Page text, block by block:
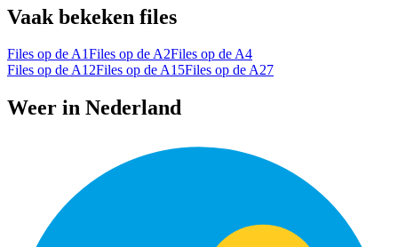
Vaak bekeken files
Files op de A1Files op de A2Files op de A4
Files op de A12Files op de A15Files op de A27
Weer in Nederland